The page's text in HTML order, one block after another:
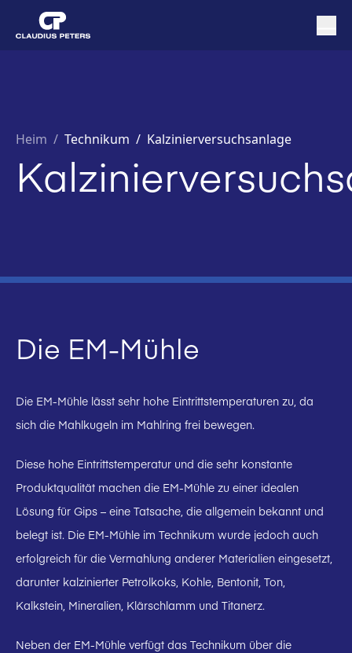
Heim / Technikum / Kalzinierversuchsanlage
Die EM-Mühle
Die EM-Mühle lässt sehr hohe Eintrittstemperaturen zu, da
sich die Mahlkugeln im Mahlring frei bewegen.
Diese hohe Eintrittstemperatur und die sehr konstante
Produktqualität machen die EM-Mühle zu einer idealen
Lösung für Gips – eine Tatsache, die allgemein bekannt und
belegt ist. Die EM-Mühle im Technikum wurde jedoch auch
erfolgreich für die Vermahlung anderer Materialien eingesetzt,
darunter kalzinierter Petrolkoks, Kohle, Bentonit, Ton,
Kalkstein, Mineralien, Klärschlamm und Titanerz.
Neben der EM-Mühle verfügt das Technikum über die